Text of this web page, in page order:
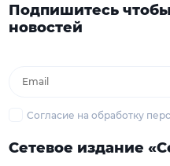
Подпишитесь
новостей
Согласие на обработку
Сетевое издание